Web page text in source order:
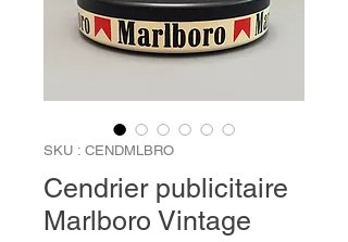
SKU : CENDMLBRO
Cendrier publicitaire
Marlboro Vintage